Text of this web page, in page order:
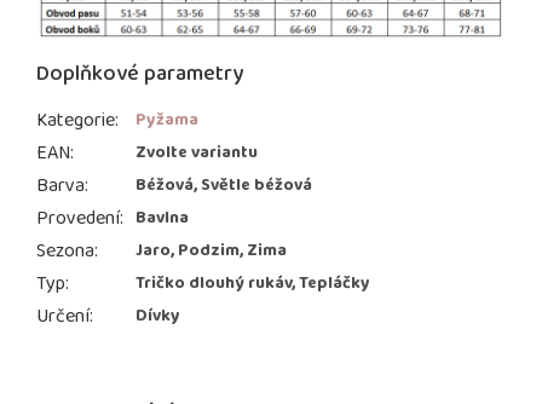
Doplňkové parametry
Kategorie: Pyžama
EAN: Zvolte variantu
Barva: Béžová, Světle béžová
Provedení: Bavlna
Sezona: Jaro, Podzim, Zima
Typ: Tričko dlouhý rukáv, Tepláčky
Určení: Dívky